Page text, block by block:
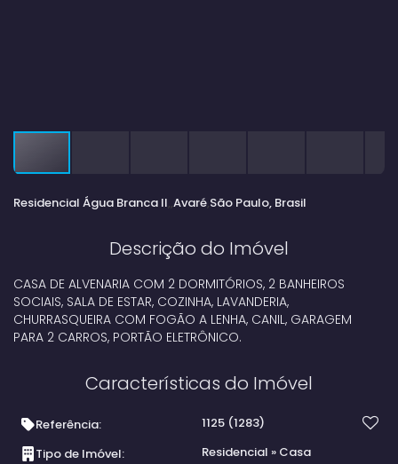
Residencial Água Branca II Avaré São Paulo, Brasil
Descrição do Imóvel
CASA DE ALVENARIA COM 2 DORMITÓRIOS, 2 BANHEIROS
SOCIAIS, SALA DE ESTAR, COZINHA, LAVANDERIA,
CHURRASQUEIRA COM FOGÃO A LENHA, CANIL, GARAGEM
PARA 2 CARROS, PORTÃO ELETRÔNICO.
Características do Imóvel
Referência: 1125 (1283)
Tipo de Imóvel:
Residencial » Casa